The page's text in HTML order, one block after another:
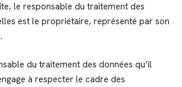
le responsable du traitement des
est le propriétaire, représenté par son
du traitement des données qu’il
à respecter le cadre des